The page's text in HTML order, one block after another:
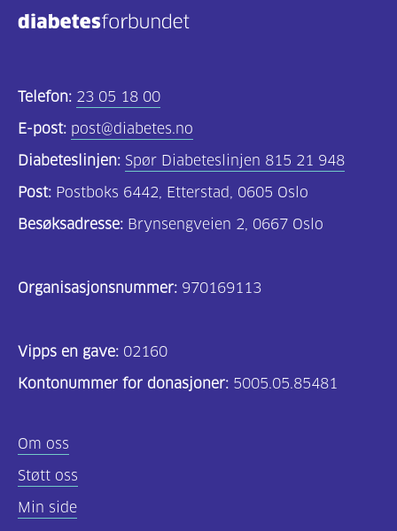
Telefon: 23 05 18 00
E-post: post@diabetes.no
Diabeteslinjen: Spør Diabeteslinjen 815 21 948
Post: Postboks 6442, Etterstad, 0605 Oslo
Besøksadresse: Brynsengveien 2, 0667 Oslo
Organisasjonsnummer: 970169113
Vipps en gave: 02160
Kontonummer for donasjoner: 5005.05.85481
Om oss
Støtt oss
Min side